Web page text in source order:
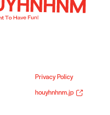
Privacy Policy
houyhnhnm.jp